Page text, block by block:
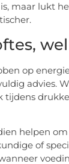
maar lukt
op
advies.
tijdens
helpen
of